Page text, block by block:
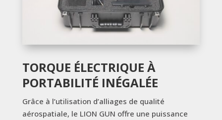
TORQUE ÉLECTRIQUE À
PORTABILITÉ INÉGALÉE
Grâce à l’utilisation d’alliages de qualité
aérospatiale, le LION GUN offre une puissance